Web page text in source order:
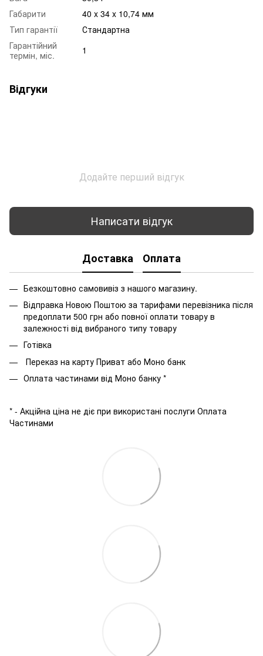
Габарити
40 x 34 x 10,74 мм
Тип гарантії
Стандартна
Гарантійний
термін, міс.
1
Відгуки
Додайте перший відгук
Написати відгук
Доставка Оплата
Безкоштовно самовивіз з нашого магазину.
Відправка Новою Поштою за тарифами перевізника після
предоплати 500 грн або повної оплати товару в
залежності від вибраного типу товару
Готівка
Переказ на карту Приват або Моно банк
Оплата частинами від Моно банку *
* - Акційна ціна не діє при використані послуги Оплата
Частинами